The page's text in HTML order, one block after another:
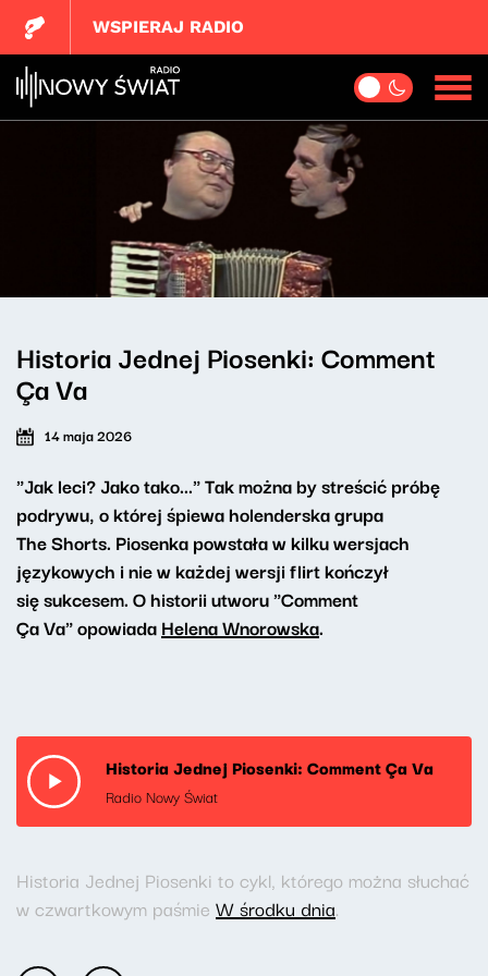
WSPIERAJ RADIO
Historia Jednej Piosenki: Comment
Ça Va
14 maja 2026
"Jak leci? Jako tako..." Tak można by streścić próbę
podrywu, o której śpiewa holenderska grupa
The Shorts. Piosenka powstała w kilku wersjach
językowych i nie w każdej wersji flirt kończył
się sukcesem. O historii utworu "Comment
Ça Va" opowiadaHelena Wnorowska.
Historia Jednej Piosenki: Comment Ça Va
Radio Nowy Świat
Historia Jednej Piosenki to cykl, którego można słuchać
w czwartkowym paśmie W środku dnia.